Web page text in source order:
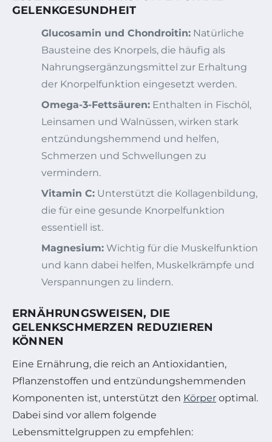
GELENKGESUNDHEIT
Glucosamin und Chondroitin: Natürliche
Bausteine des Knorpels, die häufig als
Nahrungsergänzungsmittel zur Erhaltung
der Knorpelfunktion eingesetzt werden.
Omega-3-Fettsäuren: Enthalten in Fischöl,
Leinsamen und Walnüssen, wirken stark
entzündungshemmend und helfen,
Schmerzen und Schwellungen zu
vermindern.
Vitamin C: Unterstützt die Kollagenbildung,
die für eine gesunde Knorpelfunktion
essentiell ist.
Magnesium: Wichtig für die Muskelfunktion
und kann dabei helfen, Muskelkrämpfe und
Verspannungen zu lindern.
ERNÄHRUNGSWEISEN, DIE
GELENKSCHMERZEN REDUZIEREN
KÖNNEN
Eine Ernährung, die reich an Antioxidantien,
Pflanzenstoffen und entzündungshemmenden
Komponenten ist, unterstützt den Körper optimal.
Dabei sind vor allem folgende
Lebensmittelgruppen zu empfehlen: